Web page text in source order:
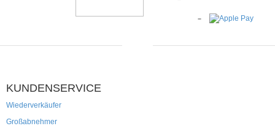
KUNDENSERVICE
Wiederverkäufer
Großabnehmer